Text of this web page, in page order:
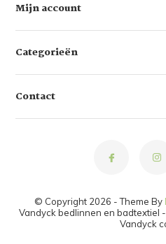
Mijn account
Categorieën
Contact
© Copyright 2026 - Theme By
Vandyck bedlinnen en badtextiel
Vandyck